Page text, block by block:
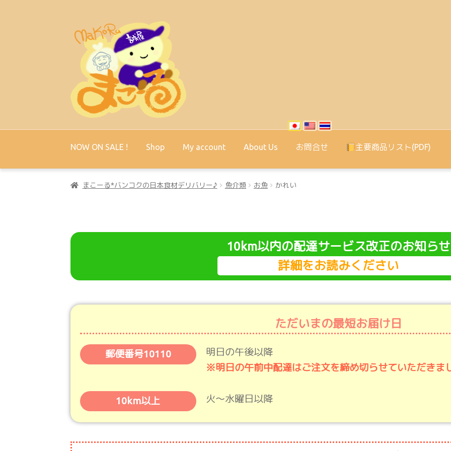
ビ
ョ
ン
へ
ス
ッ
ン
へ
ス
キ
ッ
NOW ON SALE ! Shop My account About Us お問合せ 主要商品リスト(PDF)
まこーる*バンコクの日本食材デリバリー♪ 魚介類 お魚 かれい
10km以内の配達サービス改正のお知らせ
詳細をお読みください
ただいまの最短お届け日
郵便番号10110
明日の午後以降
※明日の午前中配達はご注文を締め切らせていただきま
10km以上 火～水曜日以降